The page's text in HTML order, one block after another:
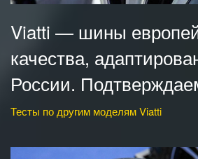
Viatti — шины
качества,
России.
Тесты по другим моделям Viatti